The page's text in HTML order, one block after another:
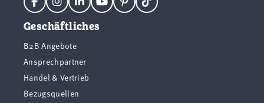
Geschäftliches
B2B Angebote
Ansprechpartner
Handel & Vertrieb
Bezugsquellen